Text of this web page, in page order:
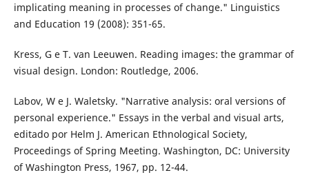
implicating meaning in processes of change." Linguistics
and Education 19 (2008): 351-65.
Kress, G e T. van Leeuwen. Reading images: the grammar of
visual design. London: Routledge, 2006.
Labov, W e J. Waletsky. "Narrative analysis: oral versions of
personal experience." Essays in the verbal and visual arts,
editado por Helm J. American Ethnological Society,
Proceedings of Spring Meeting. Washington, DC: University
of Washington Press, 1967, pp. 12-44.